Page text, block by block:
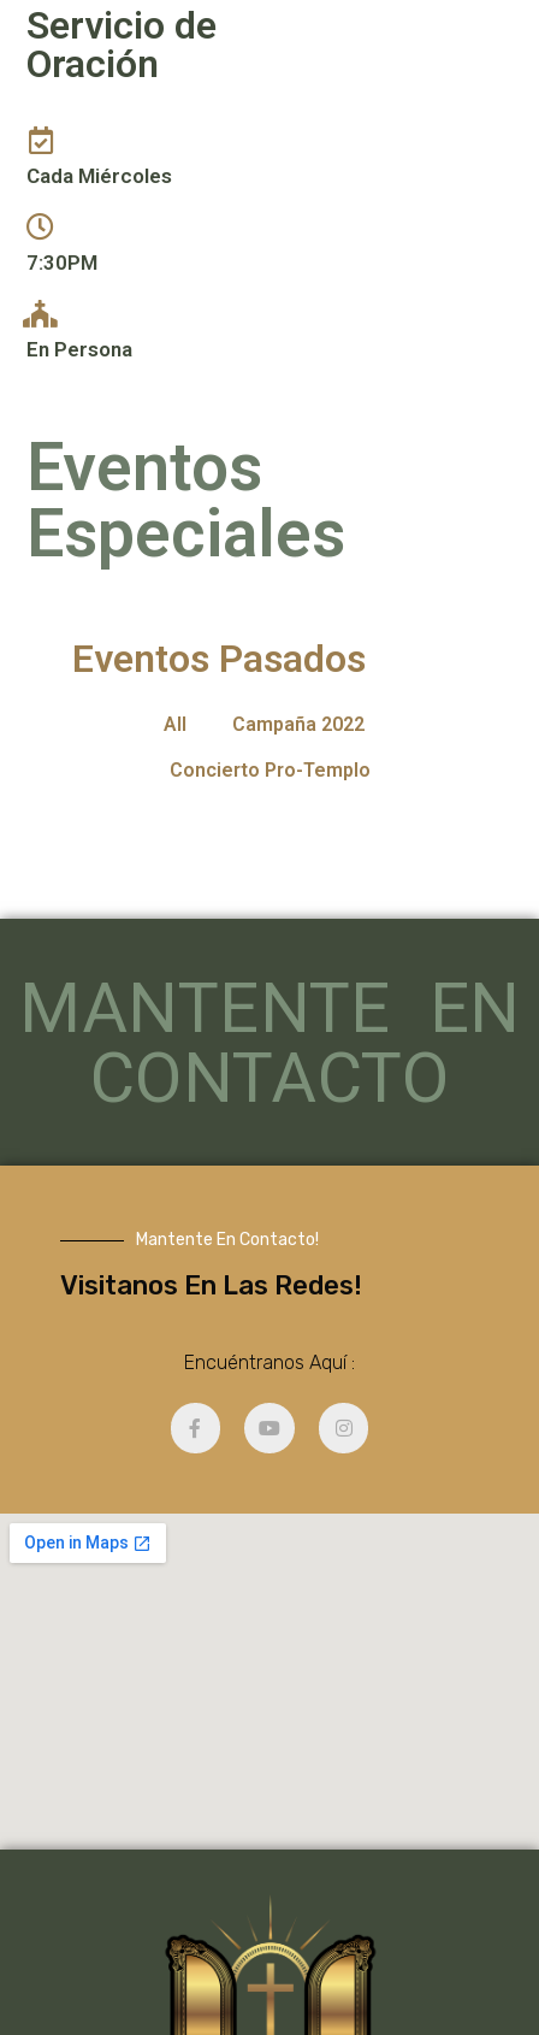
Servicio de
Oración
Cada Miércoles
7:30PM
En Persona
Eventos
Especiales
Eventos Pasados
All
Campaña 2022
Concierto Pro-Templo
MANTENTE EN
CONTACTO
Mantente En Contacto!
Visitanos En Las Redes!
Encuéntranos Aquí :